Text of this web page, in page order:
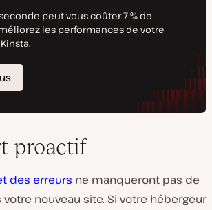
proactif
des erreurs ne manqueront pas de
nouveau site. Si votre hébergeur